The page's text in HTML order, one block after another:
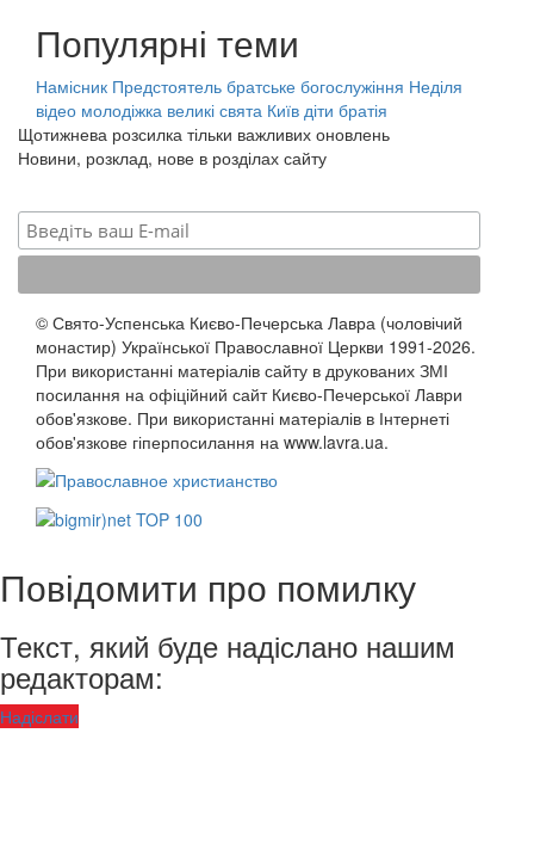
Популярні теми
Намісник Предстоятель братське богослужіння Неділя
відео молодіжка великі свята Київ діти братія
Щотижнева розсилка тільки важливих оновлень
Новини, розклад, нове в розділах сайту
© Свято-Успенська Києво-Печерська Лавра (чоловічий
монастир) Української Православної Церкви 1991-2026.
При використанні матеріалів сайту в друкованих ЗМІ
посилання на офіційний сайт Києво-Печерської Лаври
обов'язкове. При використанні матеріалів в Інтернеті
обов'язкове гіперпосилання на www.lavra.ua.
Повідомити про помилку
Текст, який буде надіслано нашим
редакторам:
Надіслати